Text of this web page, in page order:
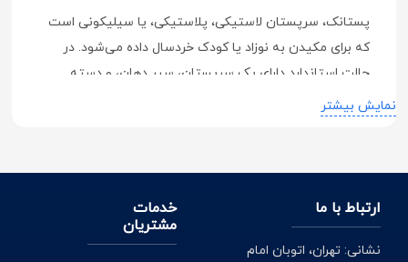
پستانک، سرپستان لاستیکی، پلاستیکی، یا سیلیکونی است
که برای مکیدن به نوزاد یا کودک خردسال داده می‌شود. در
حالت استاندارد دارای یک سرپستان، سپر دهان، و دسته
است. سپر دهان و یا دسته به اندازه ی کافی بزرگ ساخته
مزایای استفاده از پستانک
نمایش بیشتر
ارتباط با ما
نشانی: تهران، اتوبان امام
خدمات
مشتریان